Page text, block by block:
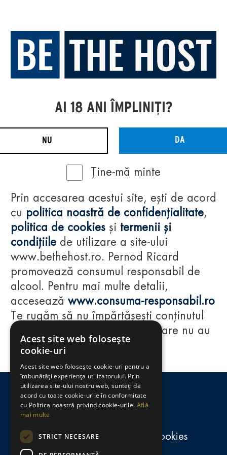
Regulamente
consumă-responsabil.ro
Politica de confidențialitate și cookies
AI 18 ANI ÎMPLINIȚI?
NU DA
Ține-mă minte
Prin accesarea acestui site, ești de acord
cu politica noastră de confidențialitate,
politica de cookies și termenii și
condițiile de utilizare a site-ului
www.bethehost.ro. Pernod Ricard
promovează consumul responsabil de
alcool. Pentru mai multe detalii,
accesează www.consuma-responsabil.ro
Te rugăm să nu împărtășești conținutul
acestui website cu persoane care nu au
împlinit vârsta de 18 ani.
Acest site web folosește
cookie-uri
Acest site web folosește cookie-uri pentru a
îmbunătăți experiența utilizatorului. Prin
utilizarea site-ului nostru web, sunteți de
acord cu toate cookie-urile în conformitate
cu Politica noastră privind cookie-urile. Află
mai multe
STRICT NECESARE